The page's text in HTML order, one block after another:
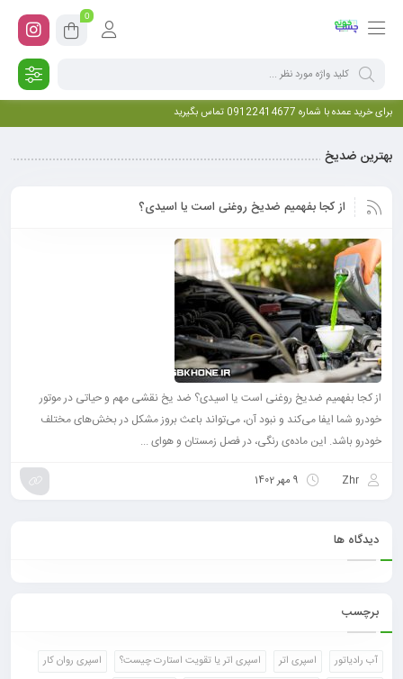
0
برای خرید عمده با شماره 09122414677 تماس بگیرید
بهترین ضدیخ
از کجا بفهمیم ضدیخ روغنی است یا اسیدی؟
از کجا بفهمیم ضدیخ روغنی است یا اسیدی؟ ضد یخ نقشی مهم و حیاتی در موتور
خودرو شما ایفا می‌کند و نبود آن، می‌تواند باعث بروز مشکل در بخش‌های مختلف
خودرو باشد. این ماده‌ی رنگی، در فصل زمستان و هوای ...
Zhr 9 مهر 1402
دیدگاه ها
برچسب
آب رادیاتور اسپری اتر اسپری اتر یا تقویت استارت چیست؟
اسپری روان کار